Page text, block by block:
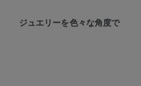
ジュエリーを色々な角度で